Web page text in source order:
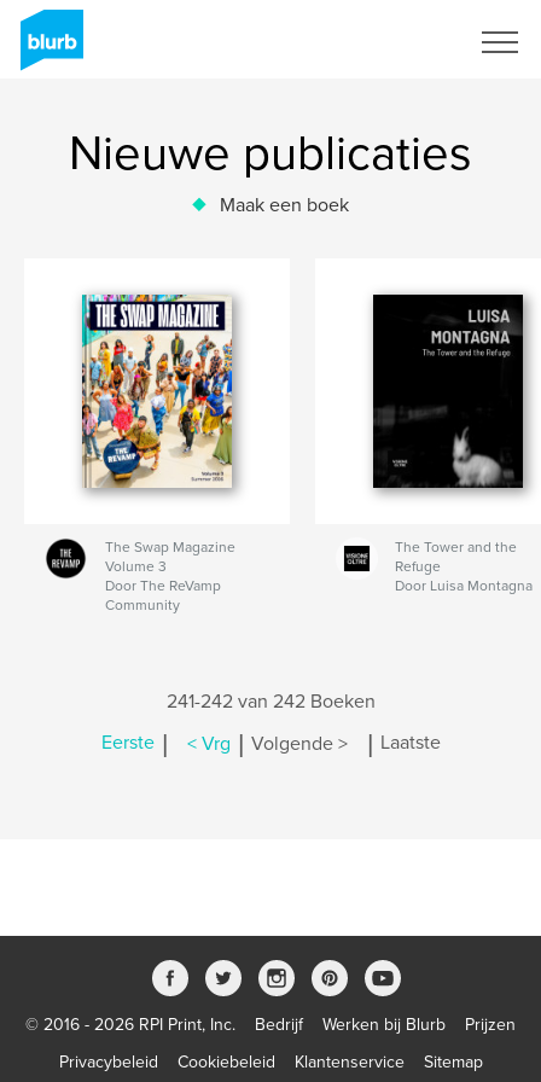
Nieuwe publicaties
Maak een boek
The Swap Magazine
Volume 3
Door The ReVamp
Community
The Tower and the
Refuge
Door Luisa Montagna
241-242 van 242 Boeken
Eerste | < Vrg | Volgende > | Laatste
© 2016 - 2026 RPI Print, Inc. Bedrijf Werken bij Blurb
Prijzen
Privacybeleid
Cookiebeleid Klantenservice Sitemap